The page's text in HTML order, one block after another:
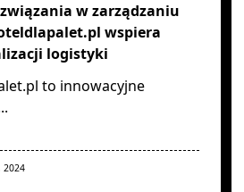
w zarządzaniu
wspiera
logistyki
to innowacyjne
2024